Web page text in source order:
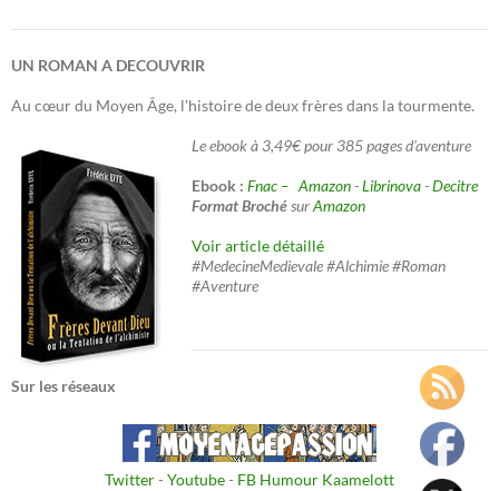
UN ROMAN A DECOUVRIR
Au cœur du Moyen Âge, l'histoire de deux frères dans la tourmente.
Le ebook à 3,49€ pour 385 pages d'aventure
Ebook : Fnac – Amazon-Librinova-Decitre
Format BrochésurAmazon
Voir article détaillé
#MedecineMedievale #Alchimie #Roman
#Aventure
Sur les réseaux
Twitter- Youtube- FB Humour Kaamelott